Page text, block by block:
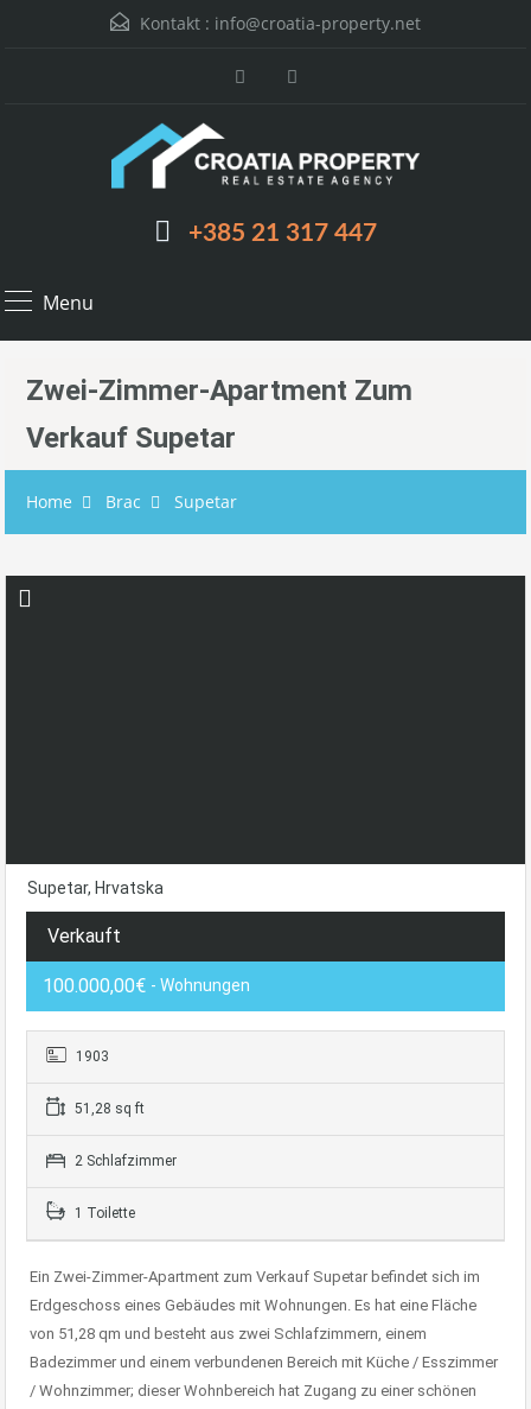
Kontakt : info@croatia-property.net
+385 21 317 447
Menu
Zwei-Zimmer-Apartment Zum
Verkauf Supetar
Home Brac Supetar
Supetar, Hrvatska
Verkauft
100.000,00€ - Wohnungen
1903
51,28 sq ft
2 Schlafzimmer
1 Toilette
Ein Zwei-Zimmer-Apartment zum Verkauf Supetar befindet sich im
Erdgeschoss eines Gebäudes mit Wohnungen. Es hat eine Fläche
von 51,28 qm und besteht aus zwei Schlafzimmern, einem
Badezimmer und einem verbundenen Bereich mit Küche / Esszimmer
/ Wohnzimmer; dieser Wohnbereich hat Zugang zu einer schönen